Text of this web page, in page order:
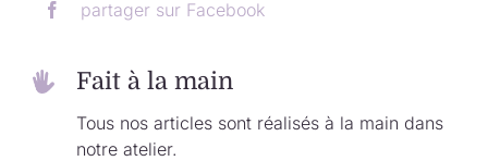
partager sur Facebook
Fait à la main
Tous nos articles sont réalisés à la main dans
notre atelier.